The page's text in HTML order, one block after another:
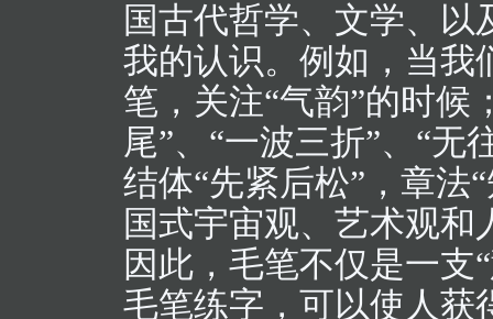
国古代哲学、文学、
我的认识。例如，当我
笔，关注“气韵”的时候
尾”、“一波三折”、“无
结体“先紧后松”，章法
国式宇宙观、艺术观和
因此，毛笔不仅是一支
毛笔练字，可以使人获